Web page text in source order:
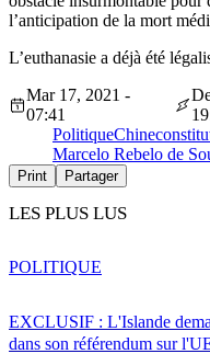
l’anticipation de la mort
L’euthanasie a déjà été
Mar 17, 2021 -
07:41
PolitiqueChine
Marcelo Rebelo de
Print Partager
LES PLUS LUS
EXCLUSIF : L'Islande
dans son référendum sur
POLITIQUE